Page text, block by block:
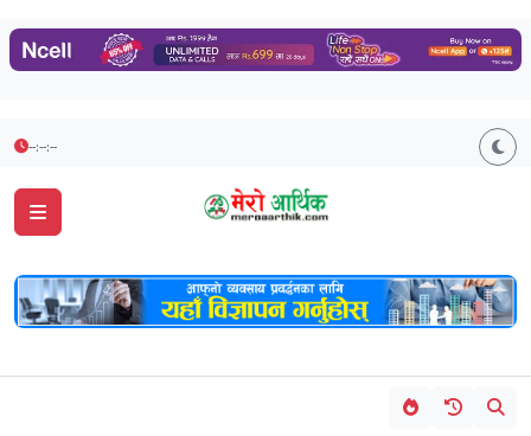
--:--:--